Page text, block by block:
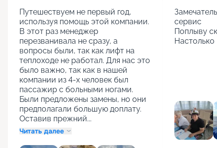
Путешествуем не первый год,
используя помощь этой компании.
В этот раз менеджер
перезванивала не сразу, а
вопросы были, так как лифт на
теплоходе не работал. Для нас это
было важно, так как в нашей
компании из 4-х человек был
пассажир с больными ногами.
Были предложены замены, но они
предполагали большую доплату.
Оставив прежний...
Читать далее
сервис
Поплыву